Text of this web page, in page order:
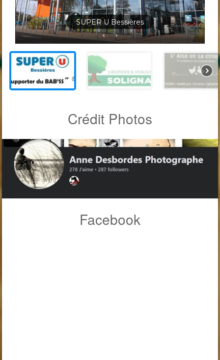
Jardineris Solignac Bessières
Crédit Photos
Facebook